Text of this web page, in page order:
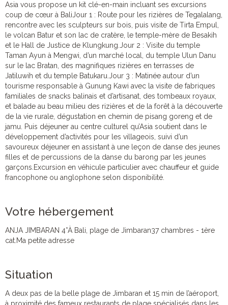
Asia vous propose un kit clé-en-main incluant ses excursions
coup de cœur à BaliJour 1 : Route pour les rizières de Tegalalang,
rencontre avec les sculpteurs sur bois, puis visite de Tirta Empul,
le volcan Batur et son lac de cratère, le temple-mère de Besakih
et le Hall de Justice de Klungkung.Jour 2 : Visite du temple
Taman Ayun à Mengwi, d’un marché local, du temple Ulun Danu
sur le lac Bratan, des magnifiques rizières en terrasses de
Jatiluwih et du temple Batukaru.Jour 3 : Matinée autour d’un
tourisme responsable à Gunung Kawi avec la visite de fabriques
familiales de snacks balinais et d’artisanat, des tombeaux royaux,
et balade au beau milieu des rizières et de la forêt à la découverte
de la vie rurale, dégustation en chemin de pisang goreng et de
jamu. Puis déjeuner au centre culturel qu’Asia soutient dans le
développement d’activités pour les villageois, suivi d’un
savoureux déjeuner en assistant à une leçon de danse des jeunes
filles et de percussions de la danse du barong par les jeunes
garçons.Excursion en véhicule particulier avec chauffeur et guide
francophone ou anglophone selon disponibilité.
Votre hébergement
ANJA JIMBARAN 4*À Bali, plage de Jimbaran37 chambres - 1ère
cat.Ma petite adresse
Situation
A deux pas de la belle plage de Jimbaran et 15 min de l’aéroport,